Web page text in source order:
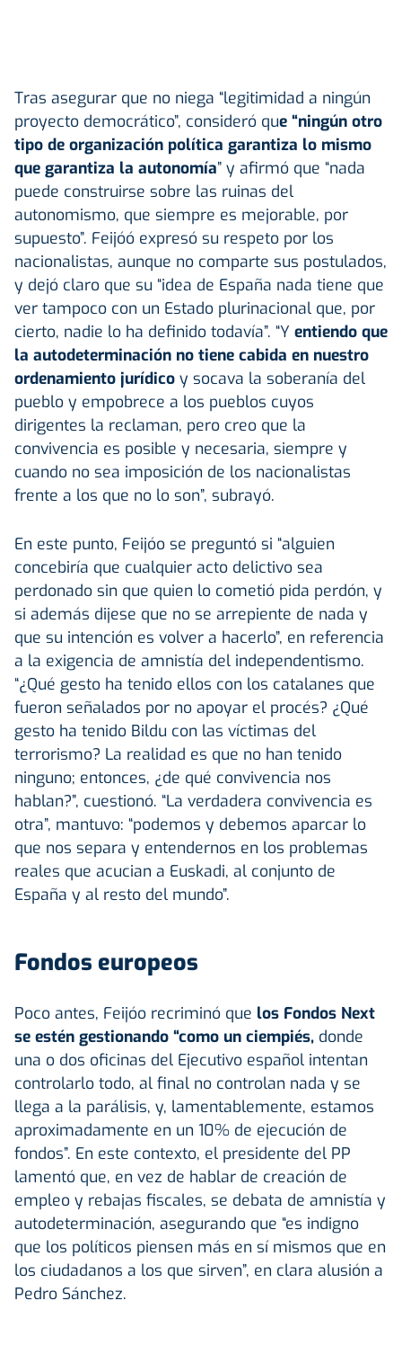
Tras asegurar que no niega “legitimidad a ningún
proyecto democrático”, consideró que “ningún otro
tipo de organización política garantiza lo mismo
que garantiza la autonomía” y afirmó que “nada
puede construirse sobre las ruinas del
autonomismo, que siempre es mejorable, por
supuesto”. Feijóó expresó su respeto por los
nacionalistas, aunque no comparte sus postulados,
y dejó claro que su “idea de España nada tiene que
ver tampoco con un Estado plurinacional que, por
cierto, nadie lo ha definido todavía”. “Y entiendo que
la autodeterminación no tiene cabida en nuestro
ordenamiento jurídico y socava la soberanía del
pueblo y empobrece a los pueblos cuyos
dirigentes la reclaman, pero creo que la
convivencia es posible y necesaria, siempre y
cuando no sea imposición de los nacionalistas
frente a los que no lo son”, subrayó.
En este punto, Feijóo se preguntó si “alguien
concebiría que cualquier acto delictivo sea
perdonado sin que quien lo cometió pida perdón, y
si además dijese que no se arrepiente de nada y
que su intención es volver a hacerlo”, en referencia
a la exigencia de amnistía del independentismo.
“¿Qué gesto ha tenido ellos con los catalanes que
fueron señalados por no apoyar el procés? ¿Qué
gesto ha tenido Bildu con las víctimas del
terrorismo? La realidad es que no han tenido
ninguno; entonces, ¿de qué convivencia nos
hablan?”, cuestionó. “La verdadera convivencia es
otra”, mantuvo: “podemos y debemos aparcar lo
que nos separa y entendernos en los problemas
reales que acucian a Euskadi, al conjunto de
España y al resto del mundo”.
Fondos europeos
Poco antes, Feijóo recriminó que los Fondos Next
se estén gestionando “como un ciempiés, donde
una o dos oficinas del Ejecutivo español intentan
controlarlo todo, al final no controlan nada y se
llega a la parálisis, y, lamentablemente, estamos
aproximadamente en un 10% de ejecución de
fondos”. En este contexto, el presidente del PP
lamentó que, en vez de hablar de creación de
empleo y rebajas fiscales, se debata de amnistía y
autodeterminación, asegurando que “es indigno
que los políticos piensen más en sí mismos que en
los ciudadanos a los que sirven”, en clara alusión a
Pedro Sánchez.